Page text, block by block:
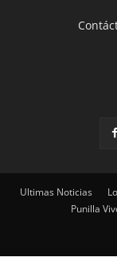
Ultimas Noticias
Punilla